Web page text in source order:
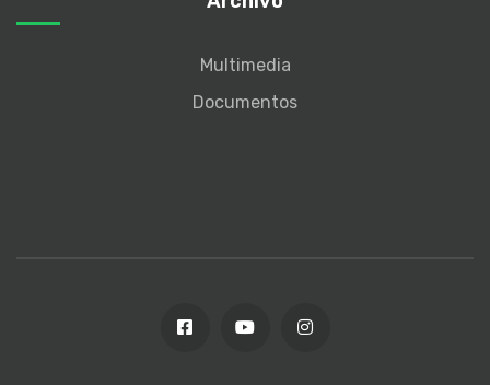
Multimedia
Documentos